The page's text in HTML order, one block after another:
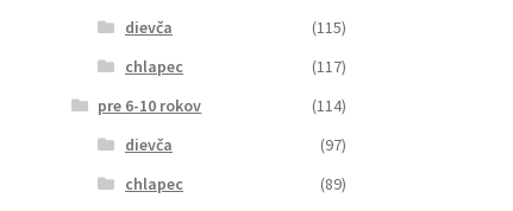
dievča
(115)
chlapec
(117)
pre 6-10 rokov
(114)
dievča
(97)
chlapec
(89)